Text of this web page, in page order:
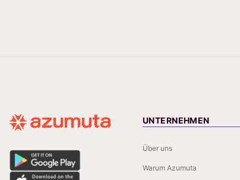
UNTERNEHMEN
Über uns
Warum Azumuta